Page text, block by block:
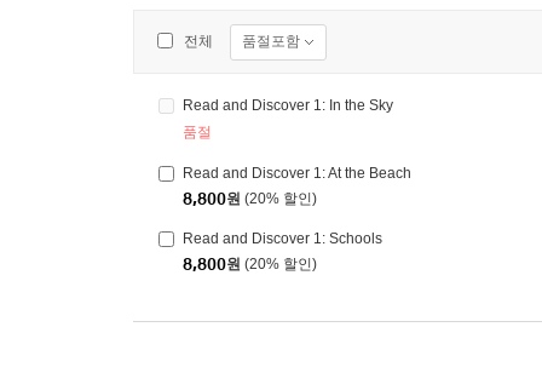
전체 품절포함
Read and Discover 1: In the Sky
품절
Read and Discover 1: At the Beach
8,800원 (20% 할인)
Read and Discover 1: Schools
8,800원 (20% 할인)